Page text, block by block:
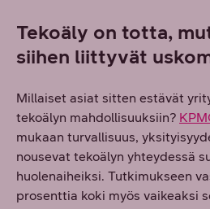
Tekoäly on totta,
siihen liittyvät
Millaiset asiat sitten estävät
tekoälyn mahdollisuuksiin?
mukaan turvallisuus,
nousevat tekoälyn yhteydessä
huolenaiheiksi. Tutkimukseen
prosenttia koki myös vaikeaksi